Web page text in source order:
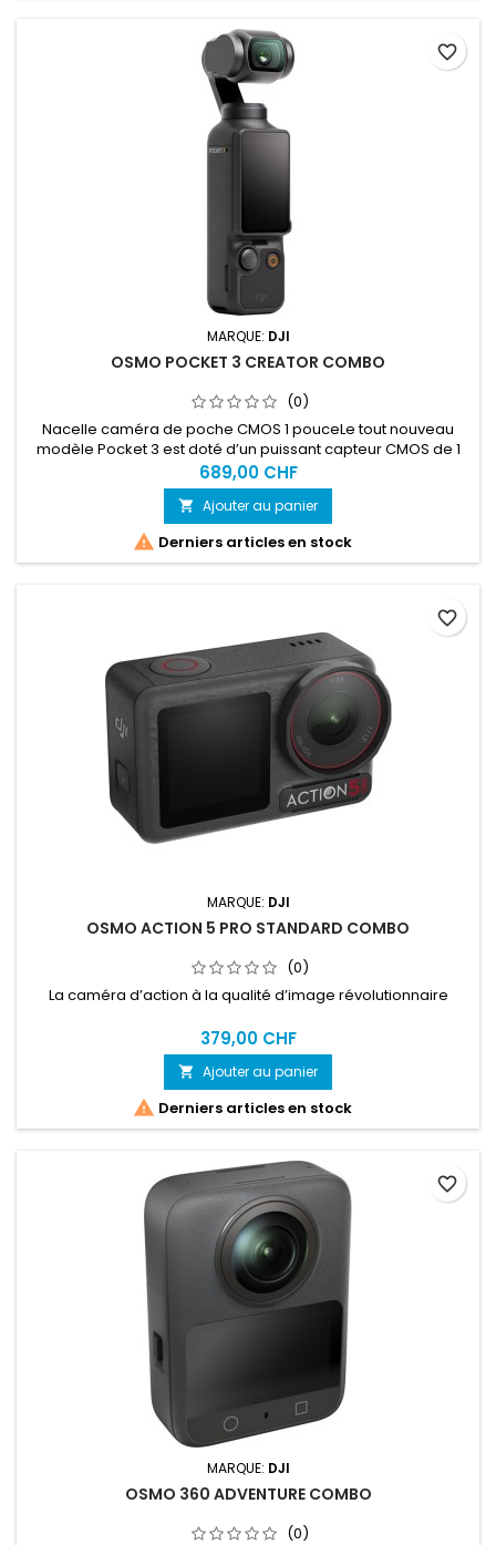
MARQUE: DJI
OSMO POCKET 3 CREATOR COMBO
(0)
Nacelle caméra de poche CMOS 1 pouceLe tout nouveau
modèle Pocket 3 est doté d’un puissant capteur CMOS de 1
pouce produisant des images ultra-détaillées à portée de
main. L’écran tactile rotatif de 2 pouces et la mise au point
rapide sur l’ensemble des pixels facilitent le passage à
l’horizontale ou à la verticale pour une connaissance et un
contrôle...
689,00 CHF
 Ajouter au panier
 Derniers articles en stock
favorite_border
MARQUE: DJI
OSMO ACTION 5 PRO STANDARD COMBO
(0)
La caméra d’action à la qualité d’image révolutionnaire
379,00 CHF
 Ajouter au panier
 Derniers articles en stock
favorite_border
MARQUE: DJI
OSMO 360 ADVENTURE COMBO
(0)
favorite_border